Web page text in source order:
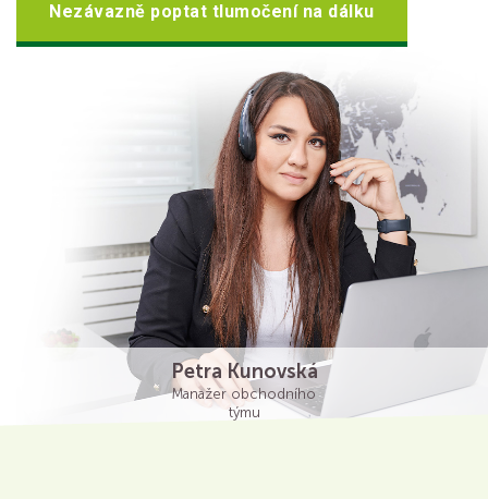
Nezávazně poptat tlumočení na dálku
Petra Kunovská
Manažer obchodního
týmu